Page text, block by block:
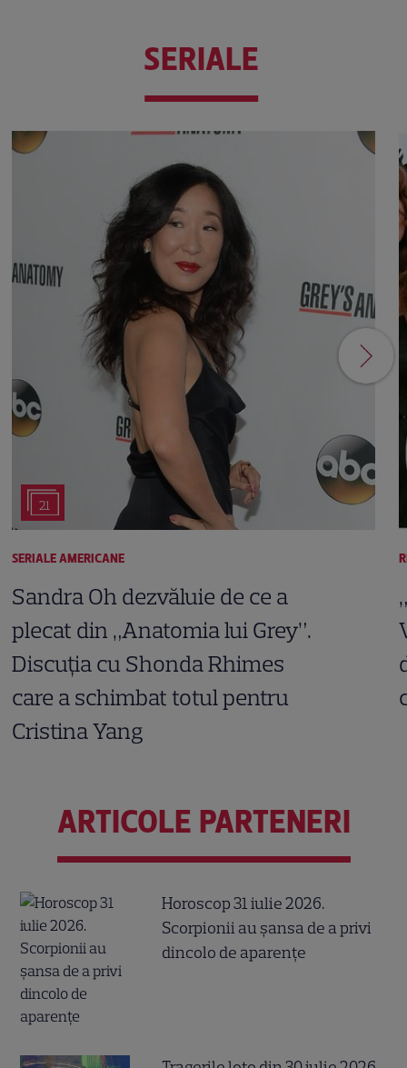
SERIALE
21
SERIALE AMERICANE
Sandra Oh dezvăluie de ce a
plecat din „Anatomia lui Grey”.
Discuția cu Shonda Rhimes
care a schimbat totul pentru
Cristina Yang
ARTICOLE PARTENERI
Horoscop 31 iulie 2026.
Scorpionii au șansa de a privi
dincolo de aparențe